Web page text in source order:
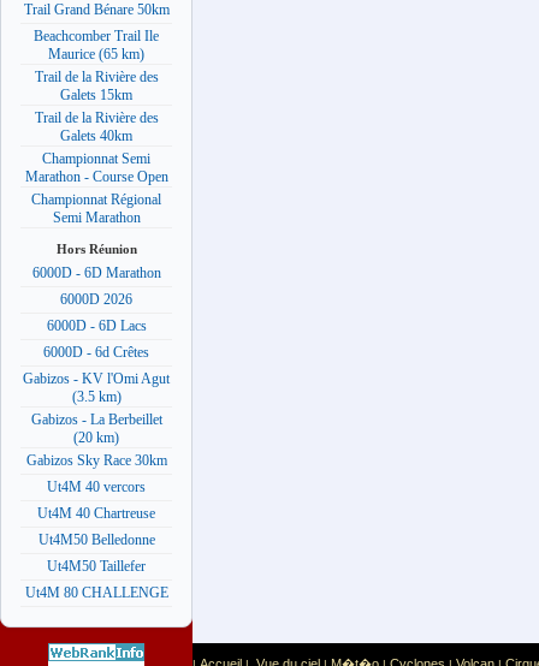
Trail Grand Bénare 50km
Beachcomber Trail Ile
Maurice (65 km)
Trail de la Rivière des
Galets 15km
Trail de la Rivière des
Galets 40km
Championnat Semi
Marathon - Course Open
Championnat Régional
Semi Marathon
Hors Réunion
6000D - 6D Marathon
6000D 2026
6000D - 6D Lacs
6000D - 6d Crêtes
Gabizos - KV l'Omi Agut
(3.5 km)
Gabizos - La Berbeillet
(20 km)
Gabizos Sky Race 30km
Ut4M 40 vercors
Ut4M 40 Chartreuse
Ut4M50 Belledonne
Ut4M50 Taillefer
Ut4M 80 CHALLENGE